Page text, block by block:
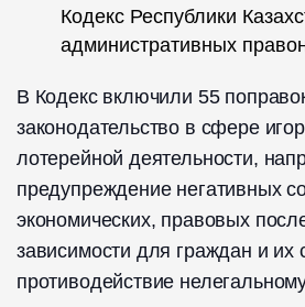
Кодекс Республики
административных
В Кодекс включили 55
законодательство в сфере
лотерейной деятельности,
предупреждение негативных
экономических, правовых
зависимости для граждан и их
противодействие